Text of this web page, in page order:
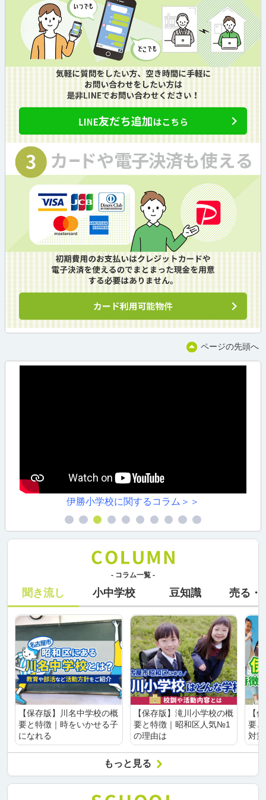
ページの先頭へ
伊勝小学校に関するコラム＞＞
- コラム一覧 -
聞き流し 小中学校 豆知識 売る・
【保存版】川名中学校の概
要と特徴｜時をいかせる子
になれる
【保存版】滝川小学校の概
要と特徴｜昭和区人気№1
の理由は
【
要
対
もっと見る